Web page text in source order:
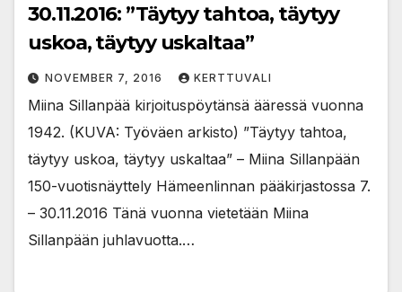
30.11.2016: ”Täytyy tahtoa, täytyy
uskoa, täytyy uskaltaa”
NOVEMBER 7, 2016 KERTTUVALI
Miina Sillanpää kirjoituspöytänsä ääressä vuonna
1942. (KUVA: Työväen arkisto) ”Täytyy tahtoa,
täytyy uskoa, täytyy uskaltaa” – Miina Sillanpään
150-vuotisnäyttely Hämeenlinnan pääkirjastossa 7.
– 30.11.2016 Tänä vuonna vietetään Miina
Sillanpään juhlavuotta.…